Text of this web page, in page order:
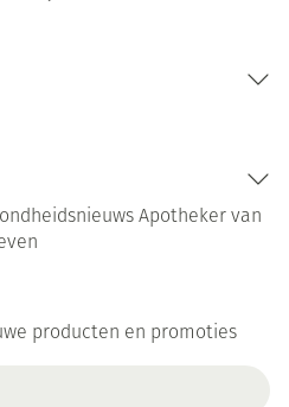
Apotheker van
producten en promoties